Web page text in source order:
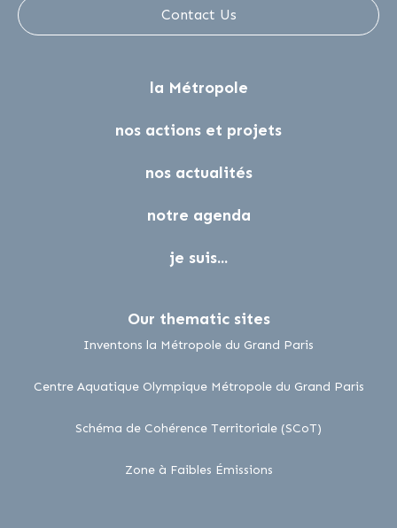
Contact Us
la Métropole
nos actions et projets
nos actualités
notre agenda
je suis...
Our thematic sites
Inventons la Métropole du Grand Paris
Centre Aquatique Olympique Métropole du Grand Parislien
Schéma de Cohérence Territoriale (SCoT)
Zone à Faibles Émissionslien externe